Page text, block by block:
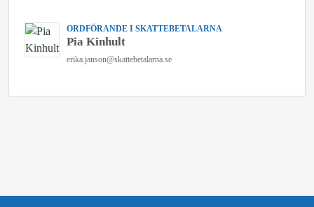
ORDFÖRANDE I SKATTEBETALARNA
Pia Kinhult
erika.janson@skattebetalarna.se